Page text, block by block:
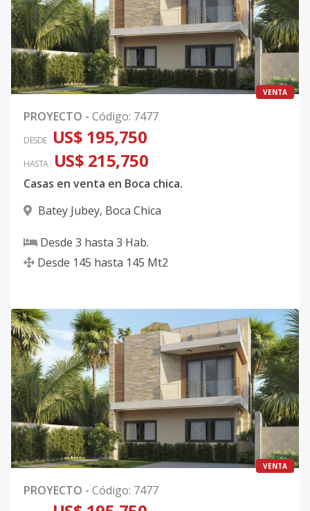
VENTA
PROYECTO - Código: 7477
DESDE US$ 195,750
HASTA US$ 215,750
Casas en venta en Boca chica.
Batey Jubey, Boca Chica
Desde 3 hasta 3 Hab.
Desde 145 hasta 145 Mt2
VENTA
PROYECTO - Código: 7477